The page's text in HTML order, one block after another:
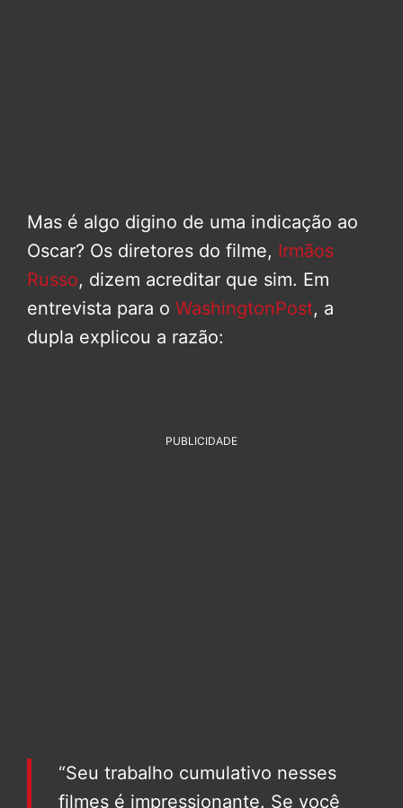
Mas é algo digino de uma indicação ao
Oscar? Os diretores do filme, Irmãos
Russo, dizem acreditar que sim. Em
entrevista para o WashingtonPost, a
dupla explicou a razão:
PUBLICIDADE
“Seu trabalho cumulativo nesses
filmes é impressionante. Se você